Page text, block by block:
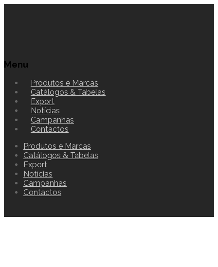
Menu
Produtos e Marcas
Catálogos & Tabelas
Export
Notícias
Campanhas
Contactos
Produtos e Marcas
Catálogos & Tabelas
Export
Notícias
Campanhas
Contactos